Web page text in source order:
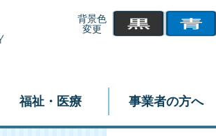
背景色
変更
福祉・医療 事業者の方へ